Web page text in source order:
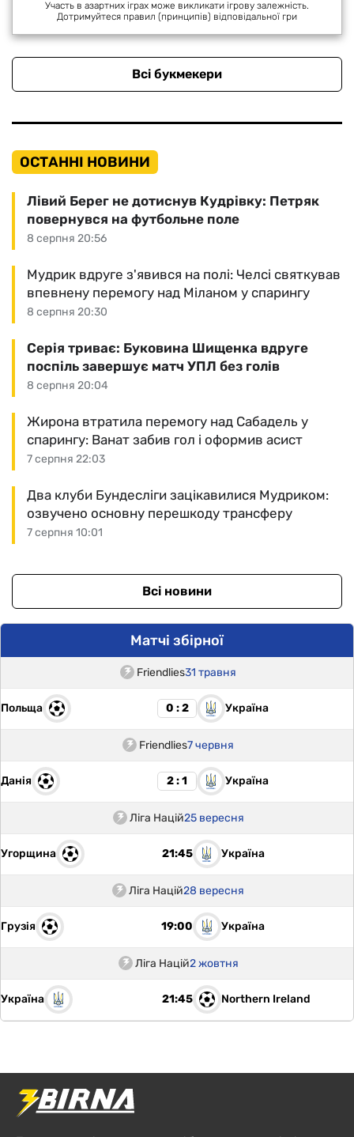
Участь в азартних іграх може викликати ігрову залежність.
Дотримуйтеся правил (принципів) відповідальної гри
Всі букмекери
ОСТАННІ НОВИНИ
8 серпня 20:56
Лівий Берег не дотиснув Кудрівку: Петряк
повернувся на футбольне поле
8 серпня 20:30
Мудрик вдруге з'явився на полі: Челсі святкував
впевнену перемогу над Міланом у спарингу
8 серпня 20:04
Серія триває: Буковина Шищенка вдруге
поспіль завершує матч УПЛ без голів
7 серпня 22:03
Жирона втратила перемогу над Сабадель у
спарингу: Ванат забив гол і оформив асист
7 серпня 10:01
Два клуби Бундесліги зацікавилися Мудриком:
озвучено основну перешкоду трансферу
Всі новини
Матчі збірної
Friendlies31 травня
Польща 0 : 2 Україна
Friendlies7 червня
Данія 2 : 1 Україна
Ліга Націй25 вересня
Угорщина 21:45 Україна
Ліга Націй28 вересня
Грузія 19:00 Україна
Ліга Націй2 жовтня
Україна 21:45 Northern Ireland